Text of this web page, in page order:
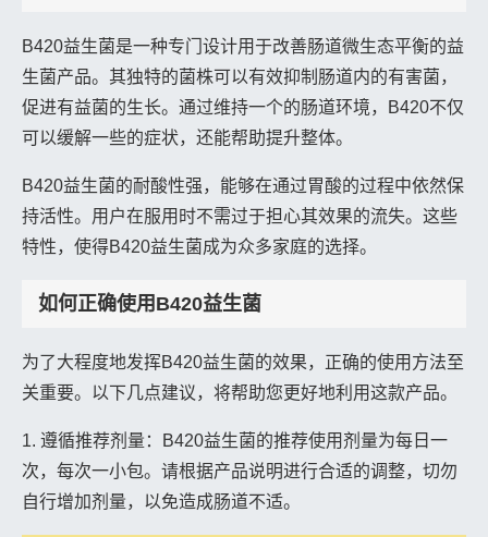
B420益生菌是一种专门设计用于改善肠道微生态平衡的益
生菌产品。其独特的菌株可以有效抑制肠道内的有害菌，
促进有益菌的生长。通过维持一个的肠道环境，B420不仅
可以缓解一些的症状，还能帮助提升整体。
B420益生菌的耐酸性强，能够在通过胃酸的过程中依然保
持活性。用户在服用时不需过于担心其效果的流失。这些
特性，使得B420益生菌成为众多家庭的选择。
如何正确使用B420益生菌
为了大程度地发挥B420益生菌的效果，正确的使用方法至
关重要。以下几点建议，将帮助您更好地利用这款产品。
1. 遵循推荐剂量：B420益生菌的推荐使用剂量为每日一
次，每次一小包。请根据产品说明进行合适的调整，切勿
自行增加剂量，以免造成肠道不适。